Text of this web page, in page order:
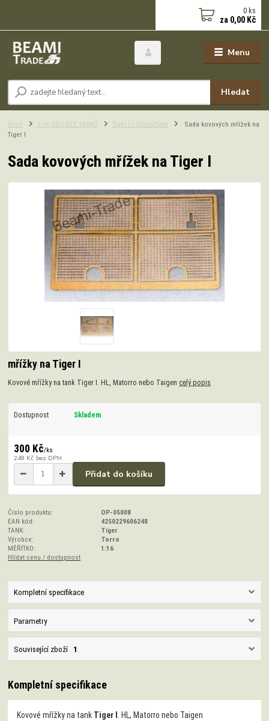
Menu
Hledat
0 ks
za 0,00 Kč
Úvod 1:16 DÍLY DLE TANKŮ Tiger I / SturmTiger
Sada kovových mřížek na
Tiger I
Sada kovových mřížek na Tiger I
mřížky na Tiger I
Kovové mřížky na tank Tiger I. HL, Matorro nebo Taigen celý popis
Dostupnost Skladem
300 Kč/ks
248 Kč bez DPH
Přidat do košíku
Číslo produktu:
OP-05008
EAN kód:
4250229606248
TANK:
Tiger
Výrobce:
Torro
MĚŘÍTKO:
1:16
Hlídat cenu / dostupnost
Kompletní specifikace
Parametry
Související zboží 1
Kompletní specifikace
Kovové mřížky na tank Tiger I . HL, Matorro nebo Taigen